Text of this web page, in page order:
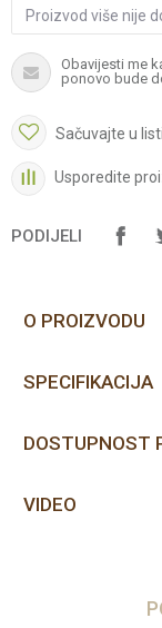
Proizvod više nije
Obavijesti me
ponovo bude
Sačuvajte u
Usporedite
PODIJELI
O PROIZVODU
SPECIFIKACIJA
DOSTUPNOST
VIDEO